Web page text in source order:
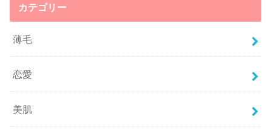
カテゴリー
薄毛
恋愛
美肌